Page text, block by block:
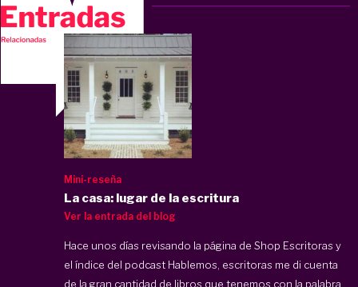
Mini-reseña
La casa: lugar de la escritura
Ver la entrada del blog
Hace unos días revisando la página de Shop Escritoras y
el índice del podcast Hablemos, escritoras me di cuenta
de la gran cantidad de libros que tenemos con la palabra